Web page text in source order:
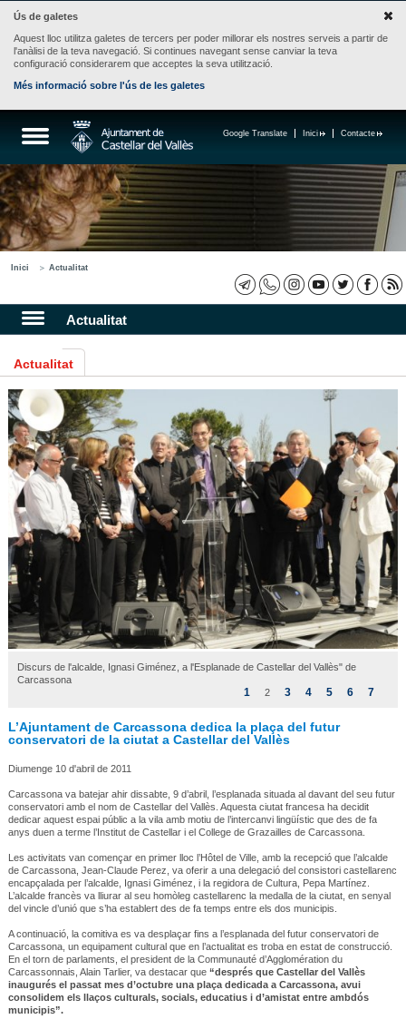
Ús de galetes
Aquest lloc utilitza galetes de tercers per poder millorar els nostres serveis a partir de
l'anàlisi de la teva navegació. Si continues navegant sense canviar la teva
configuració considerarem que acceptes la seva utilització.
Més informació sobre l'ús de les galetes
Contacte
Inici
Google Translate
Inici Actualitat
Actualitat
Actualitat
Discurs de l'alcalde, Ignasi Giménez, a l'Esplanade de Castellar del Vallès" de
Carcassona
1 2 3 4 5 6 7
L’Ajuntament de Carcassona dedica la plaça del futur
conservatori de la ciutat a Castellar del Vallès
Diumenge 10 d'abril de 2011
Carcassona va batejar ahir dissabte, 9 d’abril, l’esplanada situada al davant del seu futur
conservatori amb el nom de Castellar del Vallès. Aquesta ciutat francesa ha decidit
dedicar aquest espai públic a la vila amb motiu de l’intercanvi lingüístic que des de fa
anys duen a terme l’Institut de Castellar i el College de Grazailles de Carcassona.
Les activitats van començar en primer lloc l’Hôtel de Ville, amb la recepció que l’alcalde
de Carcassona, Jean-Claude Perez, va oferir a una delegació del consistori castellarenc
encapçalada per l’alcalde, Ignasi Giménez, i la regidora de Cultura, Pepa Martínez.
L’alcalde francès va lliurar al seu homòleg castellarenc la medalla de la ciutat, en senyal
del vincle d’unió que s’ha establert des de fa temps entre els dos municipis.
A continuació, la comitiva es va desplaçar fins a l’esplanada del futur conservatori de
Carcassona, un equipament cultural que en l’actualitat es troba en estat de construcció.
En el torn de parlaments, el president de la Communauté d’Agglomération du
Carcassonnais, Alain Tarlier, va destacar que “després que Castellar del Vallès
inaugurés el passat mes d’octubre una plaça dedicada a Carcassona, avui
consolidem els llaços culturals, socials, educatius i d’amistat entre ambdós
municipis”.